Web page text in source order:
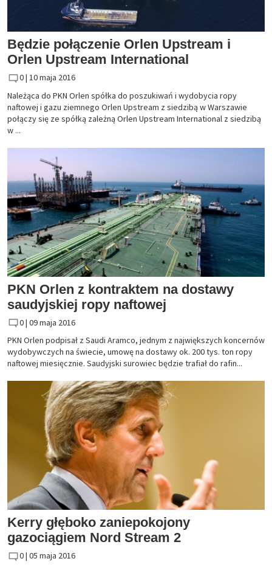
Będzie połączenie Orlen Upstream i
Orlen Upstream International
0 | 10 maja 2016
Należąca do PKN Orlen spółka do poszukiwań i wydobycia ropy
naftowej i gazu ziemnego Orlen Upstream z siedzibą w Warszawie
połączy się ze spółką zależną Orlen Upstream International z siedzibą
w ...
PKN Orlen z kontraktem na dostawy
saudyjskiej ropy naftowej
0 | 09 maja 2016
PKN Orlen podpisał z Saudi Aramco, jednym z największych koncernów
wydobywczych na świecie, umowę na dostawy ok. 200 tys. ton ropy
naftowej miesięcznie. Saudyjski surowiec będzie trafiał do rafin...
Kerry głęboko zaniepokojony
gazociągiem Nord Stream 2
0 | 05 maja 2016